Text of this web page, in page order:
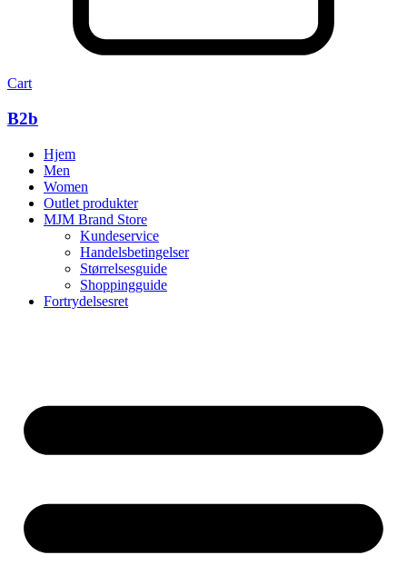
Cart
B2b
Hjem
Men
Women
Outlet produkter
MJM Brand Store
Kundeservice
Handelsbetingelser
Størrelsesguide
Shoppingguide
Fortrydelsesret